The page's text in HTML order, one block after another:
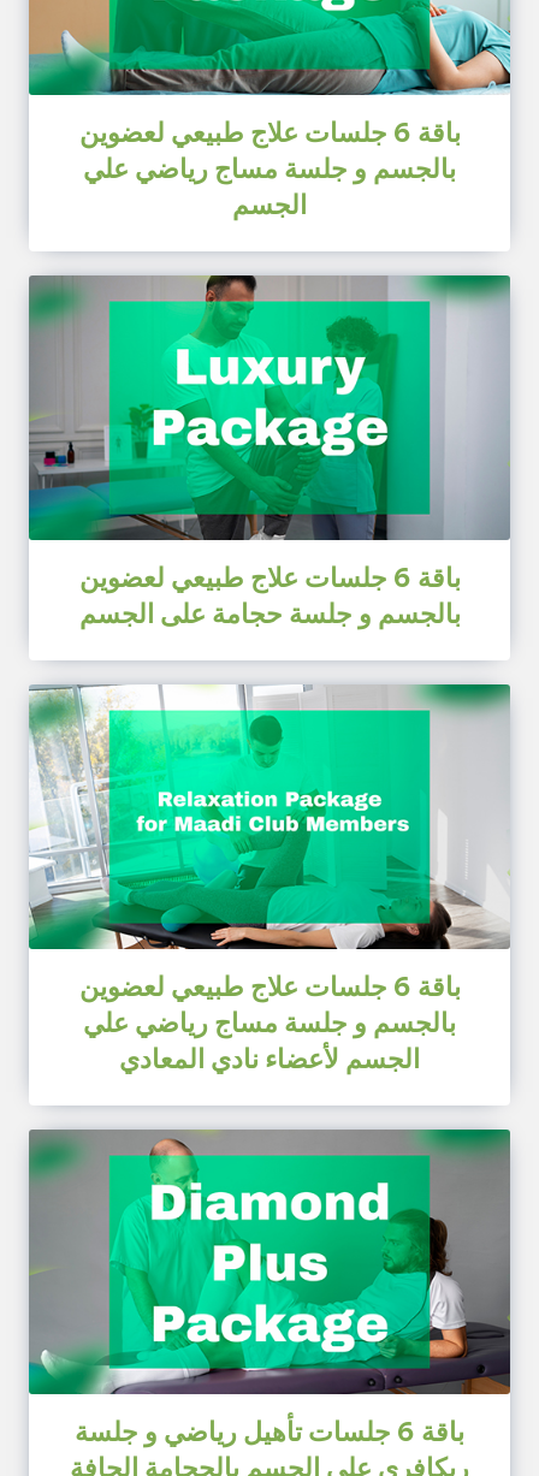
باقة 6 جلسات علاج طبيعي لعضوين
بالجسم و جلسة مساج رياضي علي
الجسم
باقة 6 جلسات علاج طبيعي لعضوين
بالجسم و جلسة حجامة على الجسم
باقة 6 جلسات علاج طبيعي لعضوين
بالجسم و جلسة مساج رياضي علي
الجسم لأعضاء نادي المعادي
باقة 6 جلسات تأهيل رياضي و جلسة
ريكافري علي الجسم بالحجامة الجافة